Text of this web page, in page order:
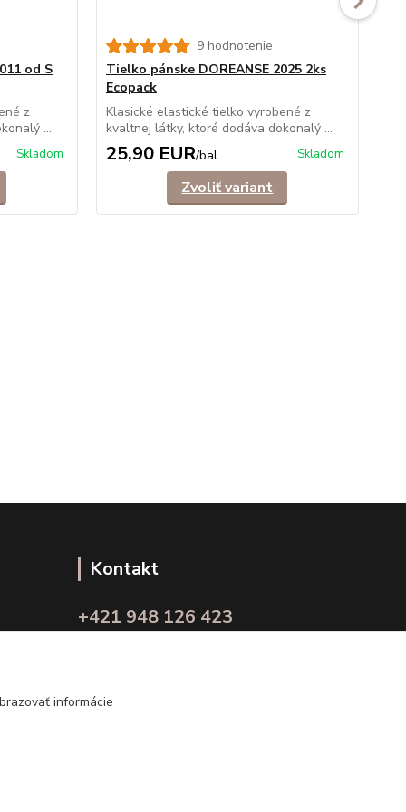
od S
z
...
Skladom
9 hodnotenie
Tielko pánske DOREANSE 2025 2ks
Ecopack
Klasické elastické tielko vyrobené z
kvaltnej látky, ktoré dodáva dokonalý ...
25,90 EUR/bal Skladom
Zvoliť variant
Kontakt
+421 948 126 423
informácie